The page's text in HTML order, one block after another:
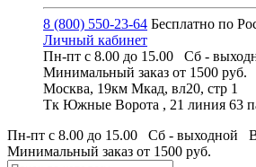
8 (800) 550-23-64 Бесплатно по
Личный кабинет
Пн-пт с 8.00 до 15.00 Сб -
Минимальный заказ от 1500 руб.
Москва, 19км Мкад, вл20, стр 1
Тк Южные Ворота , 21 линия 63
Пн-пт с 8.00 до 15.00 Сб - выходной
Минимальный заказ от 1500 руб.